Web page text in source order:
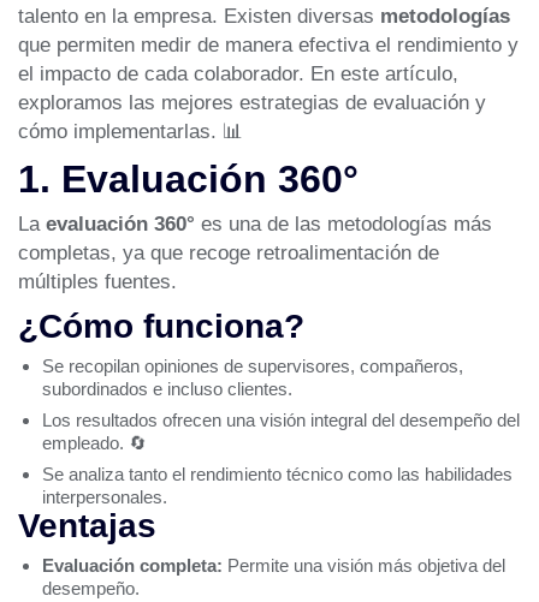
talento en la empresa. Existen diversas metodologías
que permiten medir de manera efectiva el rendimiento y
el impacto de cada colaborador. En este artículo,
exploramos las mejores estrategias de evaluación y
cómo implementarlas. 📊
1. Evaluación 360°
La evaluación 360° es una de las metodologías más
completas, ya que recoge retroalimentación de
múltiples fuentes.
¿Cómo funciona?
Se recopilan opiniones de supervisores, compañeros,
subordinados e incluso clientes.
Los resultados ofrecen una visión integral del desempeño del
empleado. 🔄
Se analiza tanto el rendimiento técnico como las habilidades
interpersonales.
Ventajas
Evaluación completa: Permite una visión más objetiva del
desempeño.